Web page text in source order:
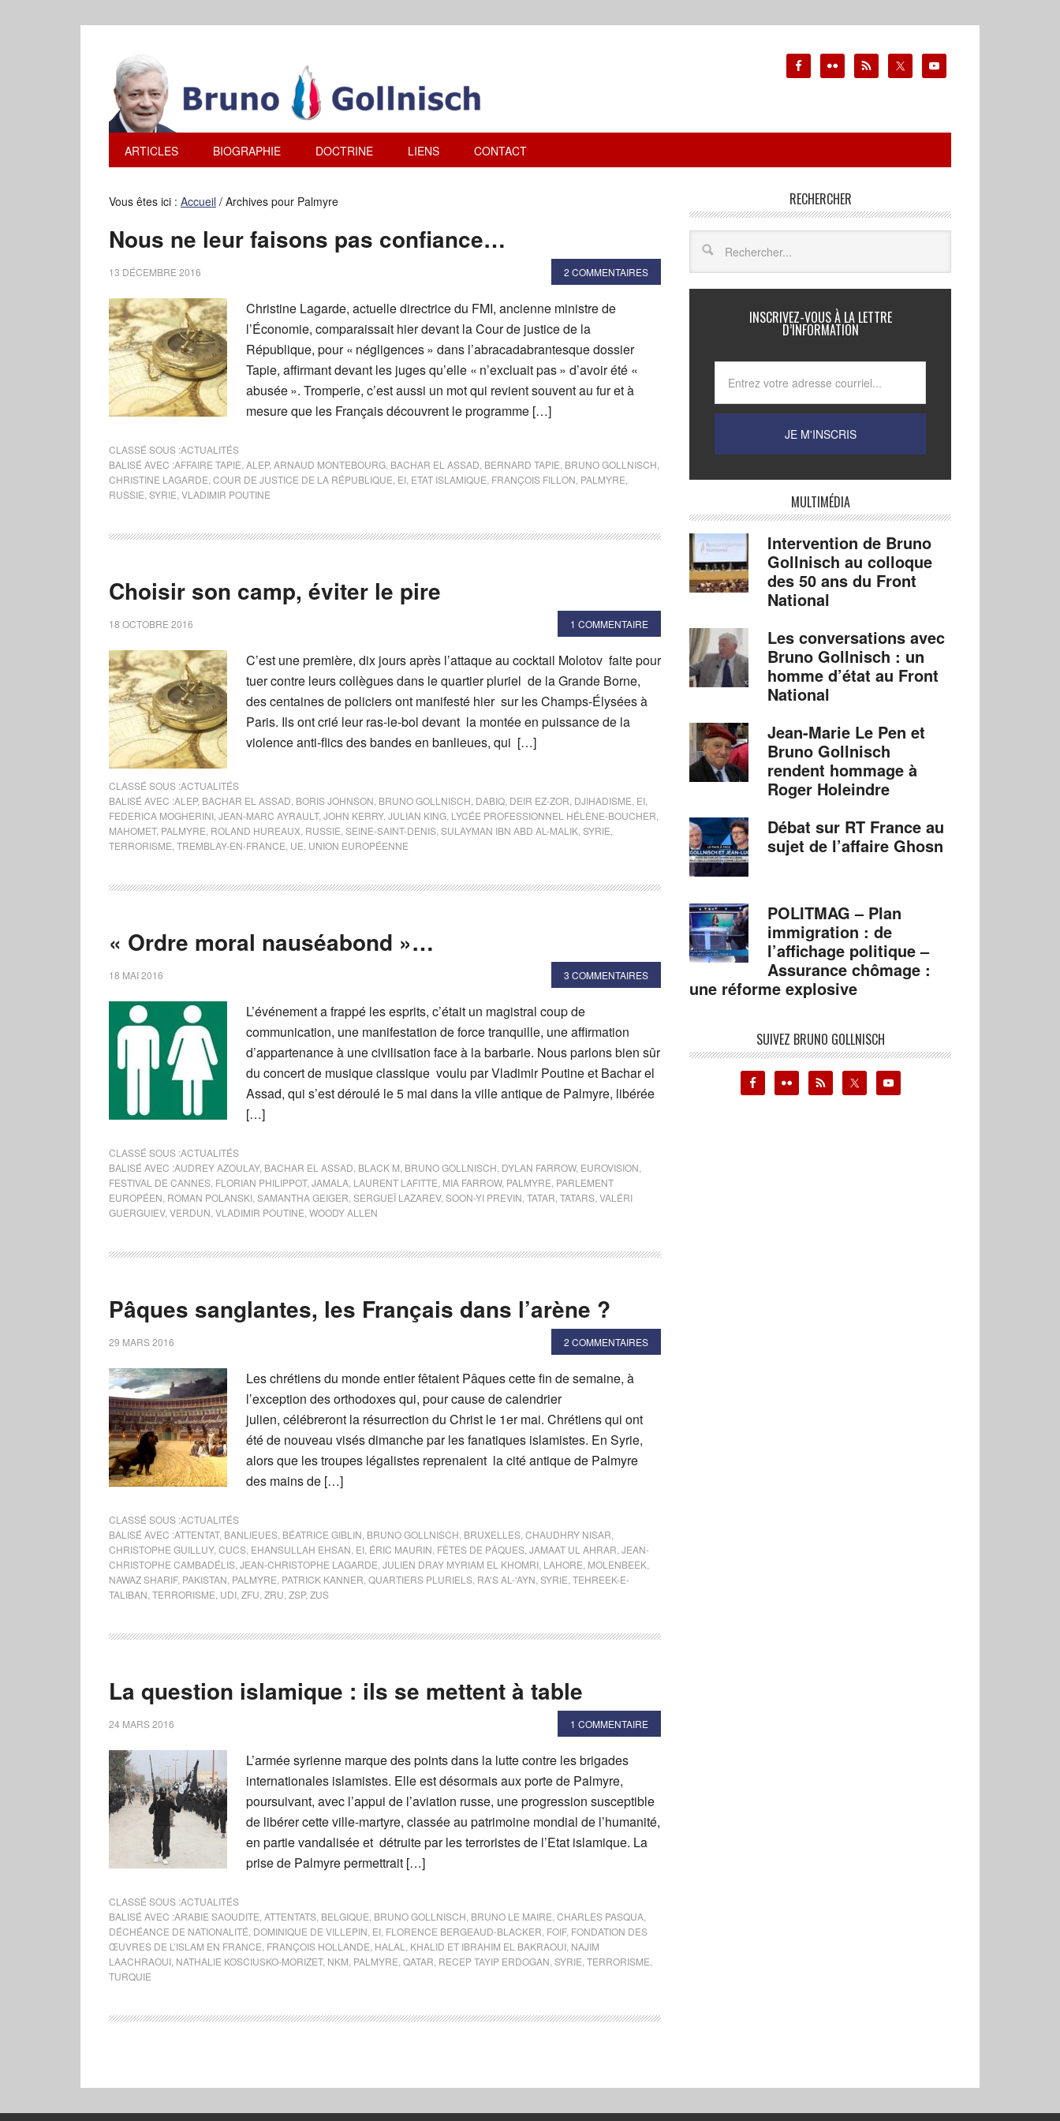
ARTICLES BIOGRAPHIE DOCTRINE LIENS CONTACT
Vous êtes ici : Accueil / Archives pour Palmyre
Nous ne leur faisons pas confiance…
13 DÉCEMBRE 2016 2 COMMENTAIRES
Christine Lagarde, actuelle directrice du FMI, ancienne ministre de
l’Économie, comparaissait hier devant la Cour de justice de la
République, pour « négligences » dans l’abracadabrantesque dossier
Tapie, affirmant devant les juges qu’elle « n’excluait pas » d’avoir été «
abusée ». Tromperie, c’est aussi un mot qui revient souvent au fur et à
mesure que les Français découvrent le programme […]
CLASSÉ SOUS :ACTUALITÉS
BALISÉ AVEC :AFFAIRE TAPIE ALEP, ARNAUD MONTEBOURG BACHAR EL ASSAD BERNARD TAPIE BRUNO GOLLNISCH
CHRISTINE LAGARDE COUR DE JUSTICE DE LA RÉPUBLIQUE EI ETAT ISLAMIQUE FRANÇOIS FILLON PALMYRE
RUSSIE SYRIE VLADIMIR POUTINE
Choisir son camp, éviter le pire
18 OCTOBRE 2016 1 COMMENTAIRE
C’est une première, dix jours après l’attaque au cocktail Molotov faite pour
tuer contre leurs collègues dans le quartier pluriel de la Grande Borne,
des centaines de policiers ont manifesté hier sur les Champs-Élysées à
Paris. Ils ont crié leur ras-le-bol devant la montée en puissance de la
violence anti-flics des bandes en banlieues, qui […]
CLASSÉ SOUS :ACTUALITÉS
BALISÉ AVEC :ALEP, BACHAR EL ASSAD BORIS JOHNSON BRUNO GOLLNISCH DABIQ DEIR EZ-ZOR DJIHADISME EI
FEDERICA MOGHERINI JEAN-MARC AYRAULT, JOHN KERRY, JULIAN KING LYCÉE PROFESSIONNEL HÉLÈNE-BOUCHER
MAHOMET, PALMYRE ROLAND HUREAUX RUSSIE SEINE-SAINT-DENIS SULAYMAN IBN ABD AL-MALIK SYRIE
TERRORISME TREMBLAY-EN-FRANCE UE UNION EUROPÉENNE
« Ordre moral nauséabond »…
18 MAI 2016 3 COMMENTAIRES
L’événement a frappé les esprits, c’était un magistral coup de
communication, une manifestation de force tranquille, une affirmation
d’appartenance à une civilisation face à la barbarie. Nous parlons bien sûr
du concert de musique classique voulu par Vladimir Poutine et Bachar el
Assad, qui s’est déroulé le 5 mai dans la ville antique de Palmyre, libérée
[…]
CLASSÉ SOUS :ACTUALITÉS
BALISÉ AVEC :AUDREY AZOULAY, BACHAR EL ASSAD BLACK M BRUNO GOLLNISCH DYLAN FARROW, EUROVISION
FESTIVAL DE CANNES FLORIAN PHILIPPOT, JAMALA LAURENT LAFITTE MIA FARROW, PALMYRE PARLEMENT
EUROPÉEN ROMAN POLANSKI SAMANTHA GEIGER SERGUEÏ LAZAREV, SOON-YI PREVIN TATAR TATARS VALÉRI
GUERGUIEV, VERDUN VLADIMIR POUTINE WOODY ALLEN
Pâques sanglantes, les Français dans l’arène ?
29 MARS 2016 2 COMMENTAIRES
Les chrétiens du monde entier fêtaient Pâques cette fin de semaine, à
l’exception des orthodoxes qui, pour cause de calendrier
julien, célébreront la résurrection du Christ le 1er mai. Chrétiens qui ont
été de nouveau visés dimanche par les fanatiques islamistes. En Syrie,
alors que les troupes légalistes reprenaient la cité antique de Palmyre
des mains de […]
CLASSÉ SOUS :ACTUALITÉS
BALISÉ AVEC :ATTENTAT, BANLIEUES BÉATRICE GIBLIN BRUNO GOLLNISCH BRUXELLES CHAUDHRY NISAR
CHRISTOPHE GUILLUY, CUCS EHANSULLAH EHSAN EI ÉRIC MAURIN FÊTES DE PÂQUES JAMAAT UL AHRAR JEAN-
CHRISTOPHE CAMBADÉLIS JEAN-CHRISTOPHE LAGARDE JULIEN DRAY MYRIAM EL KHOMRI LAHORE MOLENBEEK
NAWAZ SHARIF, PAKISTAN PALMYRE PATRICK KANNER QUARTIERS PLURIELS RA’S AL-‘AYN SYRIE TEHREEK-E-
TALIBAN TERRORISME UDI ZFU ZRU ZSP, ZUS
La question islamique : ils se mettent à table
24 MARS 2016 1 COMMENTAIRE
L’armée syrienne marque des points dans la lutte contre les brigades
internationales islamistes. Elle est désormais aux porte de Palmyre,
poursuivant, avec l’appui de l’aviation russe, une progression susceptible
de libérer cette ville-martyre, classée au patrimoine mondial de l’humanité,
en partie vandalisée et détruite par les terroristes de l’Etat islamique. La
prise de Palmyre permettrait […]
CLASSÉ SOUS :ACTUALITÉS
BALISÉ AVEC :ARABIE SAOUDITE ATTENTATS BELGIQUE BRUNO GOLLNISCH BRUNO LE MAIRE CHARLES PASQUA
DÉCHÉANCE DE NATIONALITÉ DOMINIQUE DE VILLEPIN EI FLORENCE BERGEAUD-BLACKER FOIF, FONDATION DES
ŒUVRES DE L’ISLAM EN FRANCE FRANÇOIS HOLLANDE HALAL KHALID ET IBRAHIM EL BAKRAOUI NAJIM
LAACHRAOUI NATHALIE KOSCIUSKO-MORIZET, NKM PALMYRE QATAR RECEP TAYIP ERDOGAN SYRIE TERRORISME
TURQUIE
RECHERCHER
INSCRIVEZ-VOUS À LA LETTRE
D’INFORMATION
MULTIMÉDIA
Intervention de Bruno
Gollnisch au colloque
des 50 ans du Front
National
Les conversations avec
Bruno Gollnisch : un
homme d’état au Front
National
Jean-Marie Le Pen et
Bruno Gollnisch
rendent hommage à
Roger Holeindre
Débat sur RT France au
sujet de l’affaire Ghosn
POLITMAG – Plan
immigration : de
l’affichage politique –
Assurance chômage :
une réforme explosive
SUIVEZ BRUNO GOLLNISCH